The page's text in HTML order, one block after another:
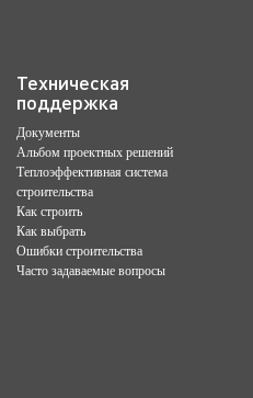
Техническая
поддержка
Документы
Альбом проектных решений
Теплоэффективная система
строительства
Как строить
Как выбрать
Ошибки строительства
Часто задаваемые вопросы